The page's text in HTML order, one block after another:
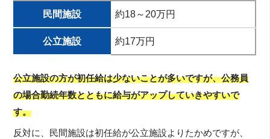
民間施設 約18～20万円
公立施設 約17万円
公立施設の方が初任給は少ないことが多いですが、公務員
の場合勤続年数とともに給与がアップしていきやすいで
す。
反対に、民間施設は初任給が公立施設よりたかめですが、